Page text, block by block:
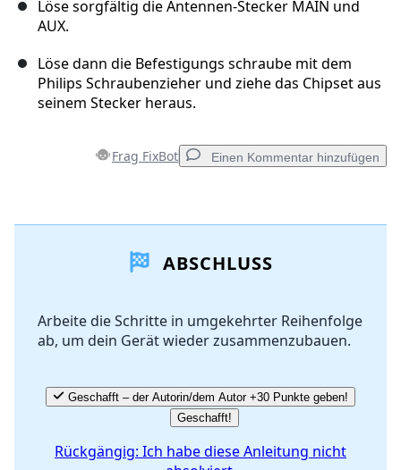
Löse sorgfältig die Antennen-Stecker MAIN und
AUX.
Löse dann die Befestigungs schraube mit dem
Philips Schraubenzieher und ziehe das Chipset aus
seinem Stecker heraus.
Frag FixBot Einen Kommentar hinzufügen
Kommentar hinzufügen
Abbrechen Kommentieren
ABSCHLUSS
Arbeite die Schritte in umgekehrter Reihenfolge
ab, um dein Gerät wieder zusammenzubauen.
Geschafft – der Autorin/dem Autor +30 Punkte geben!
Geschafft!
Rückgängig: Ich habe diese Anleitung nicht